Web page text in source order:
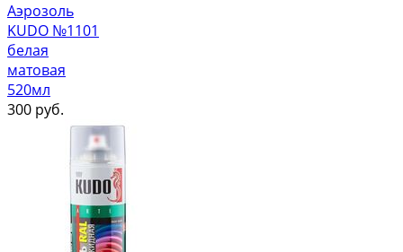
Аэрозоль
KUDO №1101
белая
матовая
520мл
300 руб.